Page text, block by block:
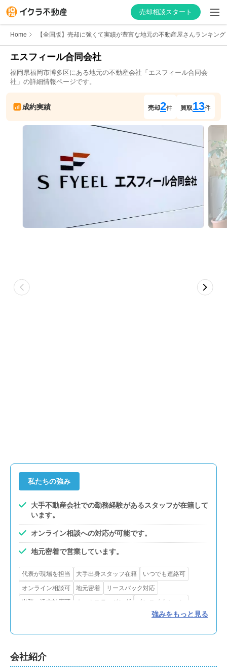
売却相談スタート
はじめての方へ
不動産会社を探す
物件の価格を知る
お家の売却を学ぶ
不動産会社向け情報
Home 【全国版】売却に強くて実績が豊富な地元の不動産屋さんランキング
エスフィール合同会社
福岡県福岡市博多区にある地元の不動産会社「 エスフィール合同会
社 」の詳細情報ページです。
成約実績 売却2件 買取13件
私たちの強み
大手不動産会社での勤務経験があるスタッフが在籍して
います。
オンライン相談への対応が可能です。
地元密着で営業しています。
代表が現場を担当 大手出身スタッフ在籍
いつでも連絡可
オンライン相談可
地元密着
リースバック対応
出張・遠方対応可
ホームステージング
インスペクション
強みをもっと見る
会社紹介